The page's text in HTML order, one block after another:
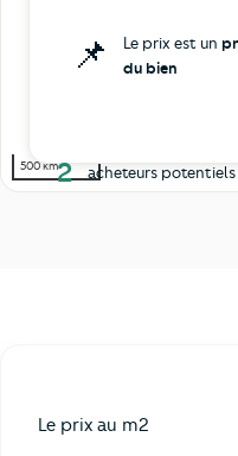
📌 Le prix est un
du bien
2 acheteurs potentiels
500 km
Le prix au m2